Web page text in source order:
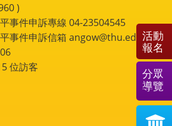
)
事件申訴專線 04-23504545
事件申訴信箱 angow@thu.edu.tw
位訪客
活動
報名
分眾
導覽